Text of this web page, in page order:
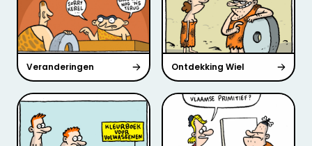
Veranderingen Ontdekking Wiel